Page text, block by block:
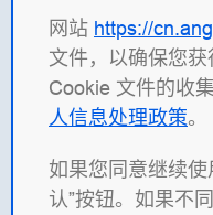
网站 https://
文件，以确保您获
Cookie 文件的收
人信息处理政策。
如果您同意继续
认”按钮。如果不
ANIC
Angie 文档
Angie Software（有限
俄罗斯 IT 公司，专注
们的产品包括：负载均
器）、Web 服务器